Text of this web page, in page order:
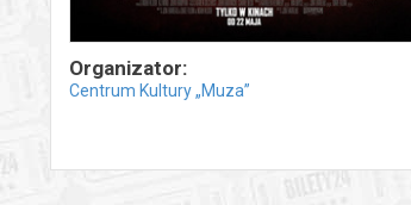
Organizator:
Centrum Kultury „Muza”